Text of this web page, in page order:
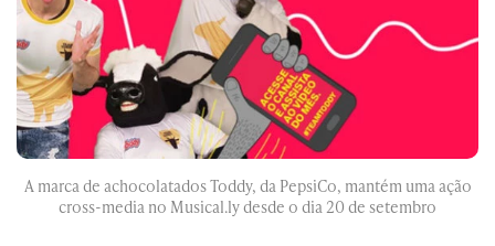
A marca de achocolatados Toddy, da PepsiCo, mantém uma ação
cross-media no Musical.ly desde o dia 20 de setembro